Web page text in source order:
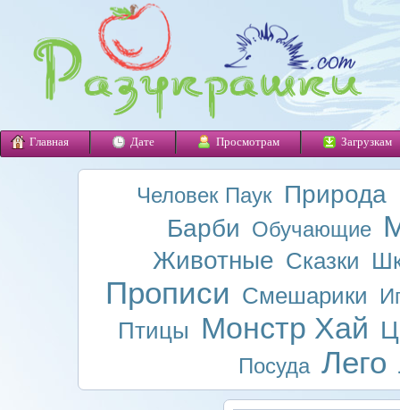
Главная Дате Просмотрам Загрузкам
Человек Паук Природа
Барби Обучающие
Животные Сказки
Прописи Смешарики
Птицы Монстр Хай
Посуда Лего